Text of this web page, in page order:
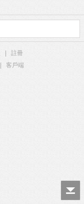
註冊
客戶端